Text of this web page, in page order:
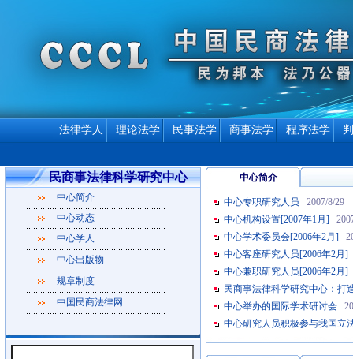
法律学人 理论法学 民事法学 商事法学 程序法学
民商事法律科学研究中心
中心简介
中心动态
中心学人
中心出版物
规章制度
中国民商法律网
中心简介
中心专职研究人员
2007/8/29
中心机构设置[2007年1月]
中心学术委员会[2006年2月]
中心客座研究人员[2006年2月]
中心兼职研究人员[2006年2月]
民商事法律科学研究中心：打
中心举办的国际学术研讨会
中心研究人员积极参与我国立